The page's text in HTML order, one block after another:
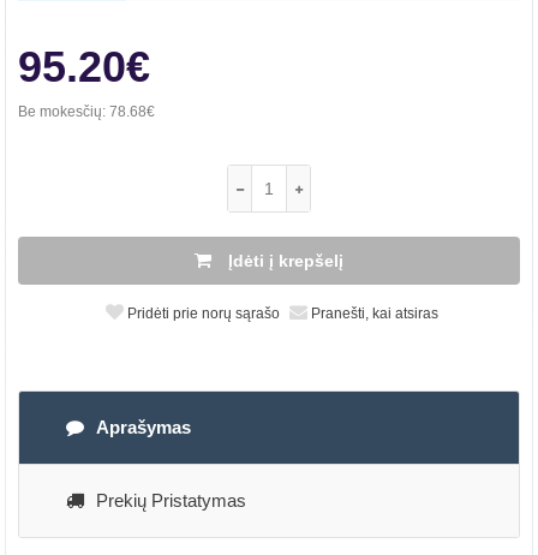
95.20€
Be mokesčių: 78.68€
Įdėti į krepšelį
Pridėti prie norų sąrašo Pranešti, kai atsiras
Aprašymas
Prekių Pristatymas